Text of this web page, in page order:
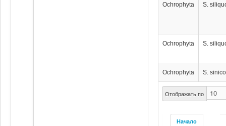
Отображать по
Начало
Ochrophyta S.
Ochrophyta S.
Ochrophyta S.